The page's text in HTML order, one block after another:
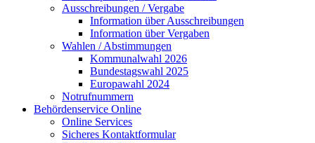
Ausschreibungen / Vergabe
Information über Ausschreibungen
Information über Vergaben
Wahlen / Abstimmungen
Kommunalwahl 2026
Bundestagswahl 2025
Europawahl 2024
Notrufnummern
Behördenservice Online
Online Services
Sicheres Kontaktformular